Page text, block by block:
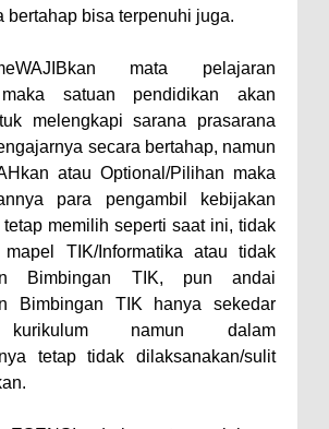
bertahap bisa terpenuhi juga.
mata pelajaran
maka satuan pendidikan akan
melengkapi sarana prasarana
secara bertahap, namun
atau Optional/Pilihan maka
para pengambil kebijakan
memilih seperti saat ini, tidak
mapel TIK/Informatika atau tidak
Bimbingan TIK, pun andai
Bimbingan TIK hanya sekedar
kurikulum namun dalam
tetap tidak dilaksanakan/sulit